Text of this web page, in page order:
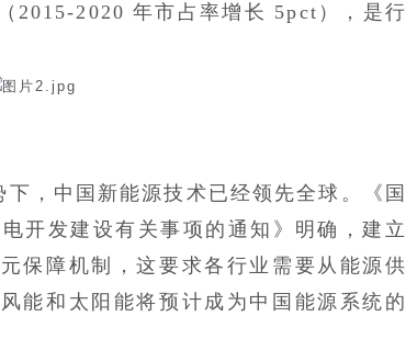
2015-2020 年市占率增长 5pct），是行
，中国新能源技术已经领先全球。《国
开发建设有关事项的通知》明确，建立
保障机制，这要求各行业需要从能源供
能和太阳能将预计成为中国能源系统的